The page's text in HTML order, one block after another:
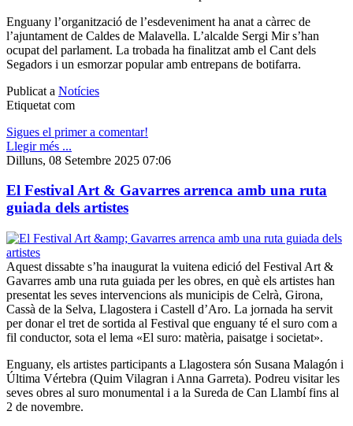
Enguany l’organització de l’esdeveniment ha anat a càrrec de
l’ajuntament de Caldes de Malavella. L’alcalde Sergi Mir s’han
ocupat del parlament. La trobada ha finalitzat amb el Cant dels
Segadors i un esmorzar popular amb entrepans de botifarra.
Publicat a Notícies
Etiquetat com
Sigues el primer a comentar!
Llegir més ...
Dilluns, 08 Setembre 2025 07:06
El Festival Art & Gavarres arrenca amb una ruta
guiada dels artistes
Aquest dissabte s’ha inaugurat la vuitena edició del Festival Art &
Gavarres amb una ruta guiada per les obres, en què els artistes han
presentat les seves intervencions als municipis de Celrà, Girona,
Cassà de la Selva, Llagostera i Castell d’Aro. La jornada ha servit
per donar el tret de sortida al Festival que enguany té el suro com a
fil conductor, sota el lema «El suro: matèria, paisatge i societat».
Enguany, els artistes participants a Llagostera són Susana Malagón i
Última Vértebra (Quim Vilagran i Anna Garreta). Podreu visitar les
seves obres al suro monumental i a la Sureda de Can Llambí fins al
2 de novembre.